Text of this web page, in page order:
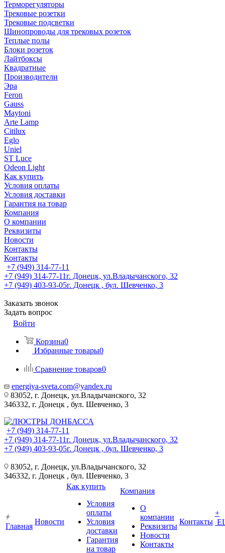
Терморегуляторы
Трековые розетки
Трековые подсветки
Шинопроводы для трековых розеток
Теплые полы
Блоки розеток
Лайтбоксы
Квадратные
Производители
Эра
Feron
Gauss
Maytoni
Arte Lamp
Citilux
Eglo
Uniel
ST Luce
Odeon Light
Как купить
Условия оплаты
Условия доставки
Гарантия на товар
Компания
О компании
Реквизиты
Новости
Контакты
Контакты
+7 (949) 314-77-11
+7 (949) 314-77-11г. Донецк, ул.Владычанского, 32
+7 (949) 403-93-05г. Донецк , бул. Шевченко, 3
Заказать звонок
Задать вопрос
Войти
Корзина0
Избранные товары0
Сравнение товаров0
energiya-sveta.com@yandex.ru
83052, г. Донецк, ул.Владычанского, 32
346332, г. Донецк , бул. Шевченко, 3
+7 (949) 314-77-11
+7 (949) 314-77-11г. Донецк, ул.Владычанского, 32
+7 (949) 403-93-05г. Донецк , бул. Шевченко, 3
83052, г. Донецк, ул.Владычанского, 32
346332, г. Донецк , бул. Шевченко, 3
Главная
Новости
Как купить
Условия
оплаты
Условия
доставки
Гарантия
на товар
Компания
О
компании
Реквизиты
Новости
Контакты
Контакты
+